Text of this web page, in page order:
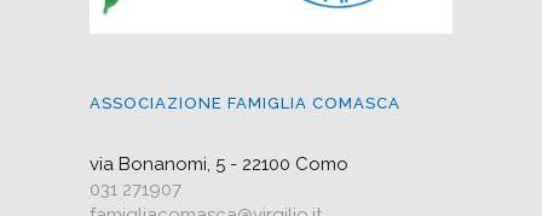
ASSOCIAZIONE FAMIGLIA COMASCA
via Bonanomi, 5 - 22100 Como
031 271907